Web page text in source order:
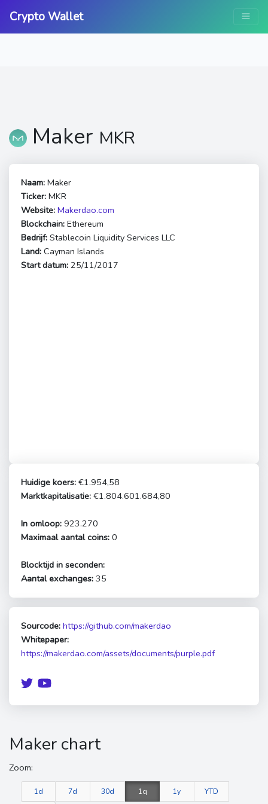
Crypto Wallet
Maker MKR
Naam: Maker
Ticker: MKR
Website: Makerdao.com
Blockchain: Ethereum
Bedrijf: Stablecoin Liquidity Services LLC
Land: Cayman Islands
Start datum: 25/11/2017
Huidige koers: €1.954,58
Marktkapitalisatie: €1.804.601.684,80
In omloop: 923.270
Maximaal aantal coins: 0
Blocktijd in seconden:
Aantal exchanges: 35
Sourcode: https://github.com/makerdao
Whitepaper:
https://makerdao.com/assets/documents/purple.pdf
Maker chart
Zoom:
1d 7d 30d 1q 1y YTD